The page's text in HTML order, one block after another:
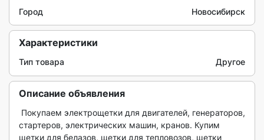
Город Новосибирск
Характеристики
Тип товара Другое
Описание объявления
стартеров, электрических машин, кранов. Купим
щетки для белазов, щетки для тепловозов, щетки